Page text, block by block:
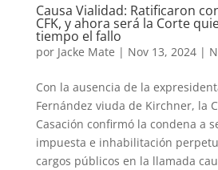
Causa Vialidad: Ratificaron
CFK, y ahora será la Corte
tiempo el fallo
por Jacke Mate | Nov 13, 2024|
Con la ausencia de la
Fernández viuda de Kirchner, la
Casación confirmó la condena a
impuesta e inhabilitación
cargos públicos en la llamada